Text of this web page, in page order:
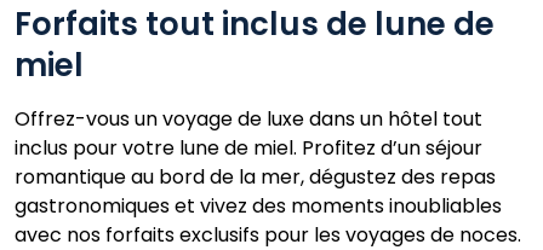
Forfaits tout inclus de lune de
miel
Offrez-vous un voyage de luxe dans un hôtel tout
inclus pour votre lune de miel. Profitez d’un séjour
romantique au bord de la mer, dégustez des repas
gastronomiques et vivez des moments inoubliables
avec nos forfaits exclusifs pour les voyages de noces.